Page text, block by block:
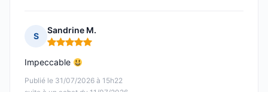
S
Sandrine M.
Note : 5 sur 5
Publié le 31/07/2026 à 15h22
Impeccable